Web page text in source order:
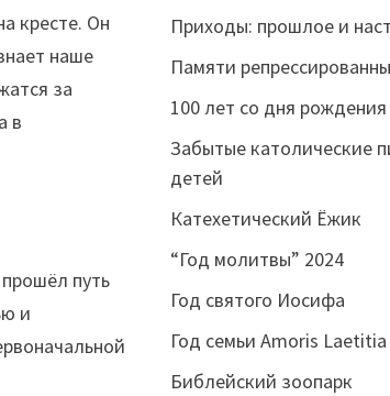
кресте. Он
наше
за
в
путь
и
Приходы: прошлое и
Памяти
100 лет со дня
Забытые католические
детей
Катехетический Ёжик
“Год молитвы” 2024
Год святого Иосифа
Год семьи Amoris Laetitia
Библейский зоопарк